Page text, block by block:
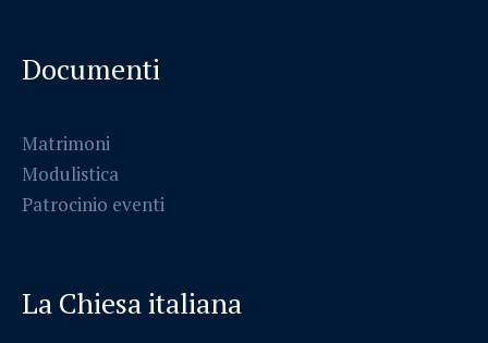
Documenti
Matrimoni
Modulistica
Patrocinio eventi
La Chiesa italiana